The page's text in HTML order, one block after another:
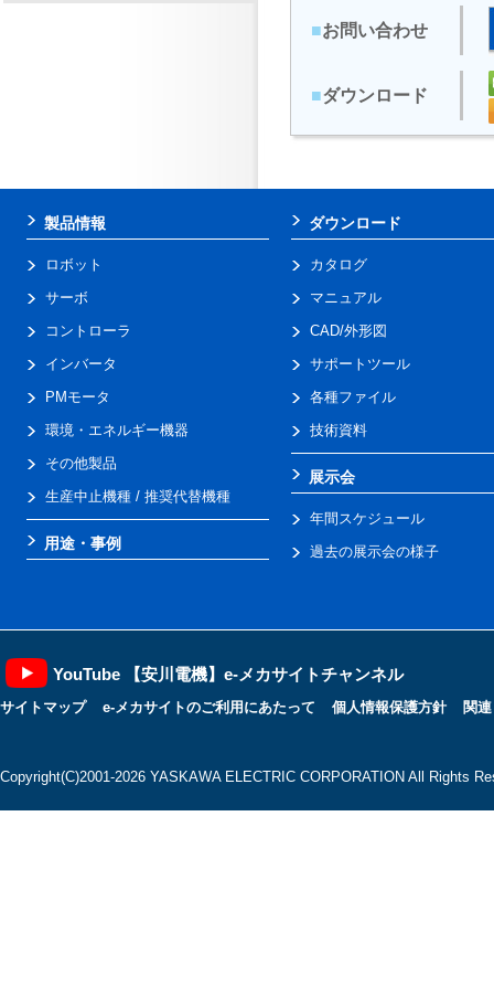
■お問い合わせ
■ダウンロード
製品情報
ロボット
サーボ
コントローラ
インバータ
PMモータ
環境・エネルギー機器
その他製品
生産中止機種 / 推奨代替機種
用途・事例
ダウンロード
カタログ
マニュアル
CAD/外形図
サポートツール
各種ファイル
技術資料
展示会
年間スケジュール
過去の展示会の様子
YouTube 【安川電機】e-メカサイトチャンネル
サイトマップ e-メカサイトのご利用にあたって 個人情報保護方針 関
Copyright(C)2001‐2026 YASKAWA ELECTRIC CORPORATION All Rights